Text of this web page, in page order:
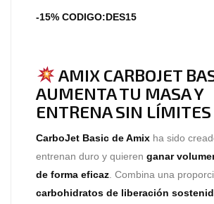
-15% CODIGO:DES15
AMIX CARBOJET
AUMENTA TU MASA Y
ENTRENA SIN LÍMITES
CarboJet Basic de Amix ha sido
entrenan duro y quieren ganar
de forma eficaz . Combina una
carbohidratos de liberación